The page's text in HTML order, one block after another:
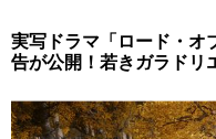
実写ドラマ「ロード・オ
告が公開！若きガラドリ